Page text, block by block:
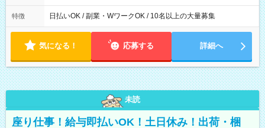
特徴 日払いOK / 副業・WワークOK / 10名以上の大量募集
気になる！ 応募する 詳細へ
未読
座り仕事！給与即払いOK！土日休み！出荷・梱